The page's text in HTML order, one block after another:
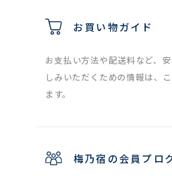
お買い物ガイド
お支払い方法や配送料など、
しみいただくための情報は、
ます。
梅乃宿の会員プロ